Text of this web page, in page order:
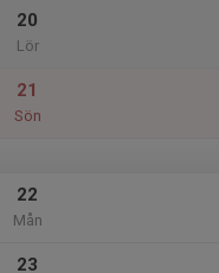
20
Lör
21
Sön
22
Mån
23